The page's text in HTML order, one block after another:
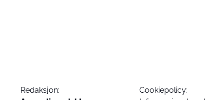
Redaksjon:
Cookiepolicy: